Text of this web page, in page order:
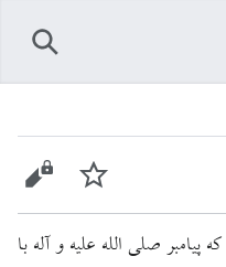
پیگیری
که پیامبر صلی الله علیه و آله با